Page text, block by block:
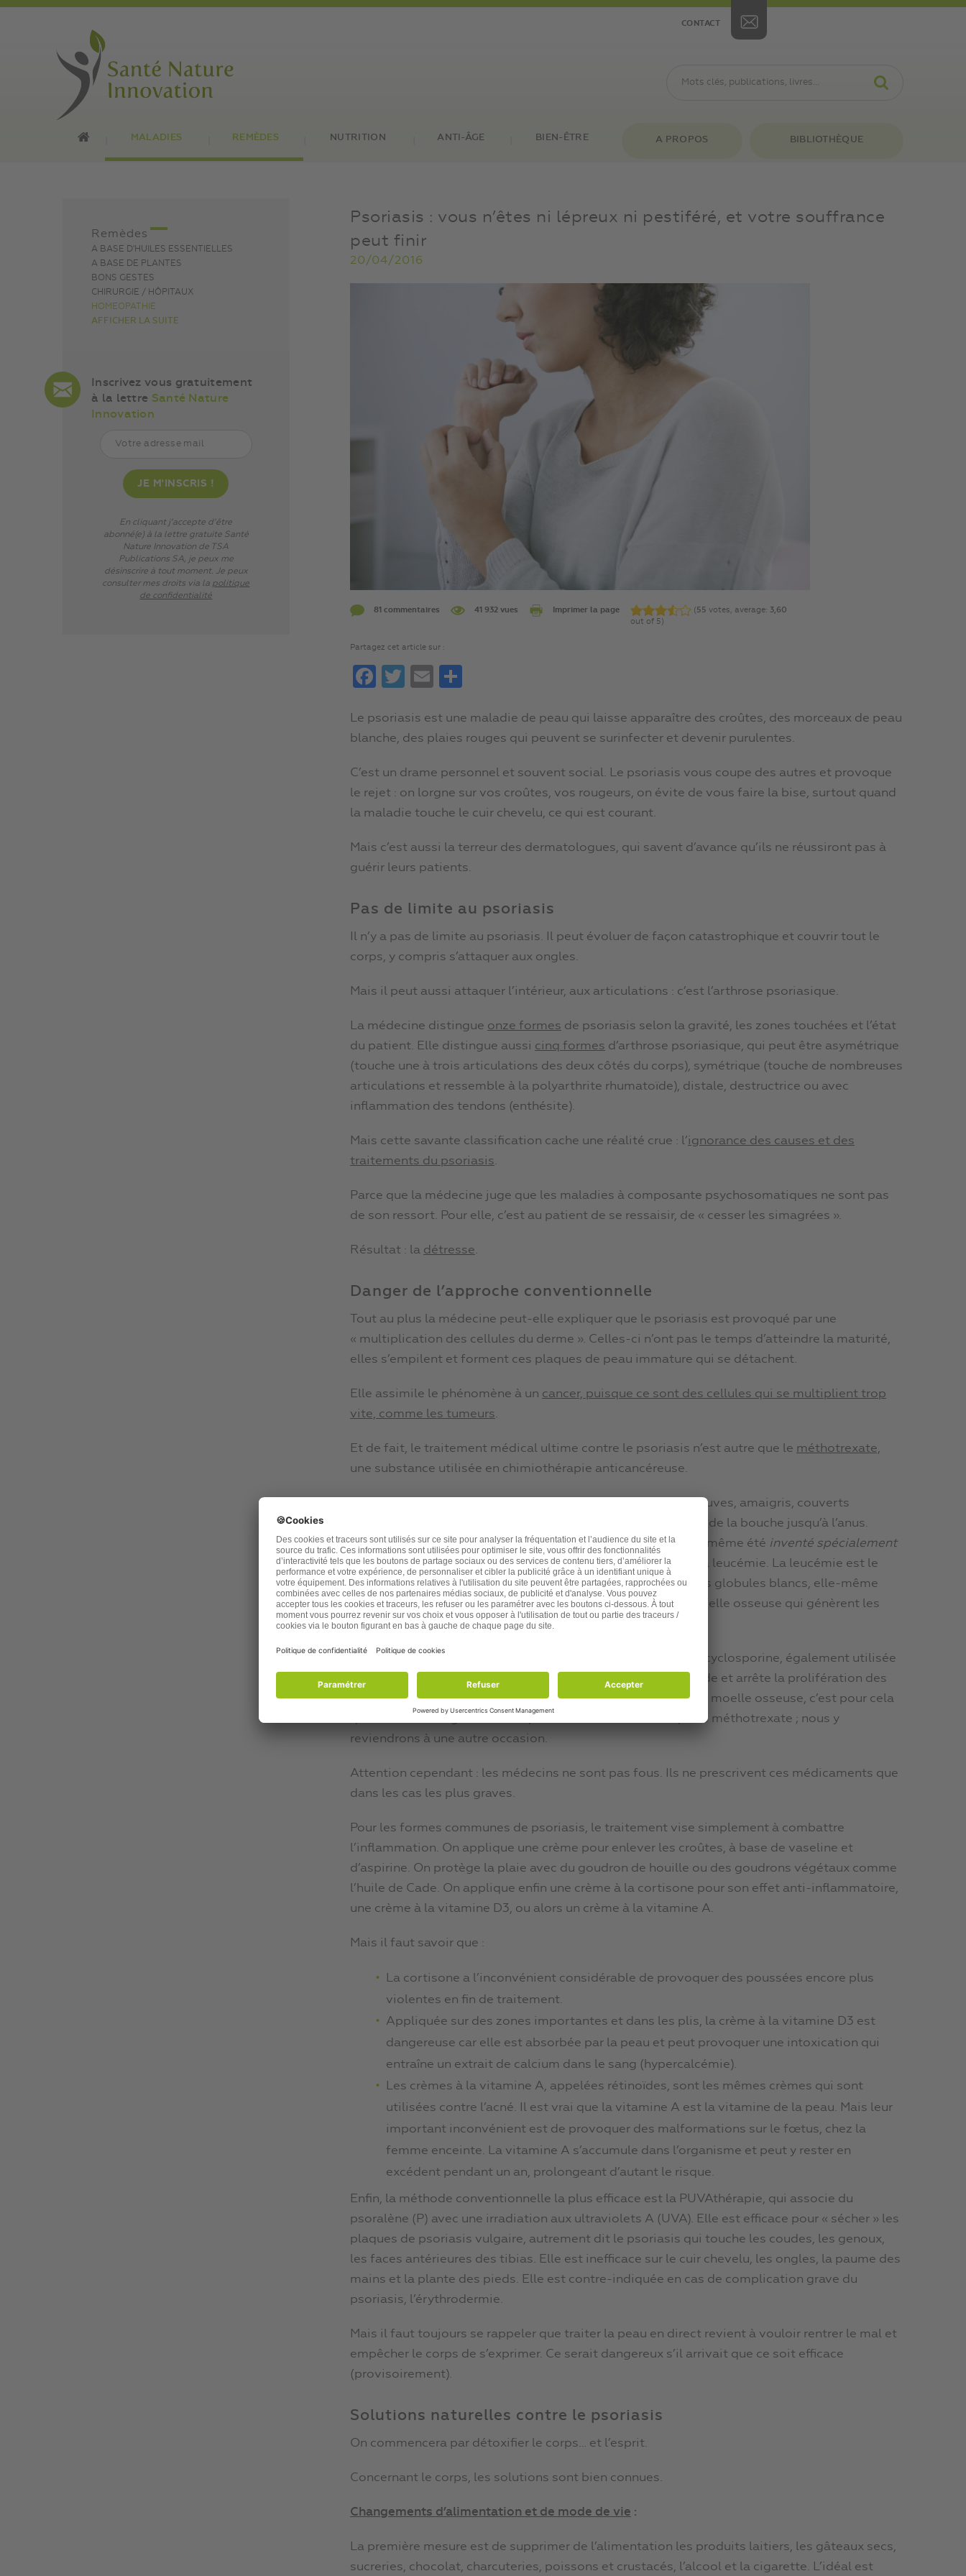
CONTACT
MALADIES REMÈDES NUTRITION ANTI-ÂGE BIEN-ÊTRE A PROPOS BIBLIOTHÈQUE
Remèdes
A BASE D'HUILES ESSENTIELLES
A BASE DE PLANTES
BONS GESTES
CHIRURGIE / HÔPITAUX
HOMEOPATHIE
AFFICHER LA SUITE
Inscrivez vous gratuitement
à la lettre Santé Nature
Innovation
En cliquant j’accepte d’être
abonné(e) à la lettre gratuite Santé
Nature Innovation de TSA
Publications SA, je peux me
désinscrire à tout moment. Je peux
consulter mes droits via la politique
de confidentialité
Psoriasis : vous n’êtes ni lépreux ni pestiféré, et votre souffrance
peut finir
20/04/2016
81 commentaires 41 932 vues Imprimer la page (55 votes, average: 3,60
out of 5)
Partagez cet article sur :
FacebookTwitterEmail
Le psoriasis est une maladie de peau qui laisse apparaître des croûtes, des morceaux de peau
blanche, des plaies rouges qui peuvent se surinfecter et devenir purulentes.
C’est un drame personnel et souvent social. Le psoriasis vous coupe des autres et provoque
le rejet : on lorgne sur vos croûtes, vos rougeurs, on évite de vous faire la bise, surtout quand
la maladie touche le cuir chevelu, ce qui est courant.
Mais c’est aussi la terreur des dermatologues, qui savent d’avance qu’ils ne réussiront pas à
guérir leurs patients.
Pas de limite au psoriasis
Il n’y a pas de limite au psoriasis. Il peut évoluer de façon catastrophique et couvrir tout le
corps, y compris s’attaquer aux ongles.
Mais il peut aussi attaquer l’intérieur, aux articulations : c’est l’arthrose psoriasique.
La médecine distingue onze formes de psoriasis selon la gravité, les zones touchées et l’état
du patient. Elle distingue aussi cinq formes d’arthrose psoriasique, qui peut être asymétrique
(touche une à trois articulations des deux côtés du corps), symétrique (touche de nombreuses
articulations et ressemble à la polyarthrite rhumatoïde), distale, destructrice ou avec
inflammation des tendons (enthésite).
Mais cette savante classification cache une réalité crue : l’ignorance des causes et des
traitements du psoriasis.
Parce que la médecine juge que les maladies à composante psychosomatiques ne sont pas
de son ressort. Pour elle, c’est au patient de se ressaisir, de « cesser les simagrées ».
Résultat : la détresse.
Danger de l’approche conventionnelle
Tout au plus la médecine peut-elle expliquer que le psoriasis est provoqué par une
« multiplication des cellules du derme ». Celles-ci n’ont pas le temps d’atteindre la maturité,
elles s’empilent et forment ces plaques de peau immature qui se détachent.
Elle assimile le phénomène à un cancer, puisque ce sont des cellules qui se multiplient trop
vite, comme les tumeurs.
Et de fait, le traitement médical ultime contre le psoriasis n’est autre que le méthotrexate,
une substance utilisée en chimiothérapie anticancéreuse.
Le méthotrexate est bien connu pour laisser les patients chauves, amaigris, couverts
d’ulcères sur les muqueuses et les voies gastro-intestinales, de la bouche jusqu’à l’anus.
Surtout, le méthotrexate détruit le système immunitaire. Il a même été inventé spécialement
pour celapuisqu’il a servi en premier dans le traitement de la leucémie. La leucémie est le
« cancer du sang ». Elle est provoquée par la prolifération des globules blancs, elle-même
causée par la multiplication anarchique des cellules de la moelle osseuse qui génèrent les
globules blancs.
L’autre traitement médical de choc contre le psoriasis est la cyclosporine, également utilisée
à l’origine en chimiothérapie. Elle est dérivée du gaz moutarde et arrête la prolifération des
cellules, et pour cause : le gaz moutarde tue les cellules de la moelle osseuse, c’est pour cela
qu’il est fatal. Il agit toutefois par un autre mécanisme que le méthotrexate ; nous y
reviendrons à une autre occasion.
Attention cependant : les médecins ne sont pas fous. Ils ne prescrivent ces médicaments que
dans les cas les plus graves.
Pour les formes communes de psoriasis, le traitement vise simplement à combattre
l’inflammation. On applique une crème pour enlever les croûtes, à base de vaseline et
d’aspirine. On protège la plaie avec du goudron de houille ou des goudrons végétaux comme
l’huile de Cade. On applique enfin une crème à la cortisone pour son effet anti-inflammatoire,
une crème à la vitamine D3, ou alors un crème à la vitamine A.
Mais il faut savoir que :
La cortisone a l’inconvénient considérable de provoquer des poussées encore plus
violentes en fin de traitement.
Appliquée sur des zones importantes et dans les plis, la crème à la vitamine D3 est
dangereuse car elle est absorbée par la peau et peut provoquer une intoxication qui
entraîne un extrait de calcium dans le sang (hypercalcémie).
Les crèmes à la vitamine A, appelées rétinoïdes, sont les mêmes crèmes qui sont
utilisées contre l’acné. Il est vrai que la vitamine A est la vitamine de la peau. Mais leur
important inconvénient est de provoquer des malformations sur le fœtus, chez la
femme enceinte. La vitamine A s’accumule dans l’organisme et peut y rester en
excédent pendant un an, prolongeant d’autant le risque.
Enfin, la méthode conventionnelle la plus efficace est la PUVAthérapie, qui associe du
psoralène (P) avec une irradiation aux ultraviolets A (UVA). Elle est efficace pour « sécher » les
plaques de psoriasis vulgaire, autrement dit le psoriasis qui touche les coudes, les genoux,
les faces antérieures des tibias. Elle est inefficace sur le cuir chevelu, les ongles, la paume des
mains et la plante des pieds. Elle est contre-indiquée en cas de complication grave du
psoriasis, l’érythrodermie.
Mais il faut toujours se rappeler que traiter la peau en direct revient à vouloir rentrer le mal et
empêcher le corps de s’exprimer. Ce serait dangereux s’il arrivait que ce soit efficace
(provisoirement).
Solutions naturelles contre le psoriasis
On commencera par détoxifier le corps… et l’esprit.
Concernant le corps, les solutions sont bien connues.
Changements d’alimentation et de mode de vie :
La première mesure est de supprimer de l’alimentation les produits laitiers, les gâteaux secs,
sucreries, chocolat, charcuteries, poissons et crustacés, l’alcool et la cigarette. L’idéal est